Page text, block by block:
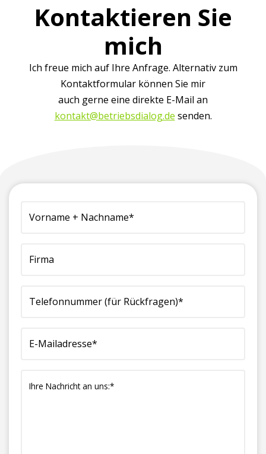
Kontaktieren Sie
mich
Ich freue mich auf Ihre Anfrage. Alternativ zum
Kontaktformular können Sie mir
auch gerne eine direkte E-Mail an
kontakt@betriebsdialog.de senden.
Vorname
Nachname*
Firma
Telefonnummer
Rückfragen)*
E-
(erforderlich)
Ihre
(erforderlich)
(erforderlich)